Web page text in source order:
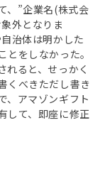
、”企業名(株式会
外となりま
治体は明かした
をしなかった。
れると、せっかく
くべきただし書き
、アマゾンギフト
して、即座に修正